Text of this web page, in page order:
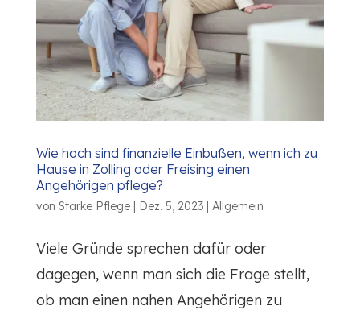
Wie hoch sind finanzielle Einbußen, wenn ich zu
Hause in Zolling oder Freising einen
Angehörigen pflege?
von Starke Pflege| Dez. 5, 2023| Allgemein
Viele Gründe sprechen dafür oder
dagegen, wenn man sich die Frage stellt,
ob man einen nahen Angehörigen zu